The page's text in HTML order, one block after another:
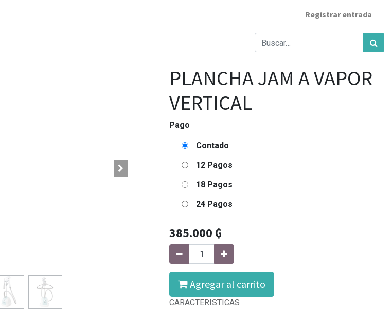
Registrar entrada
PLANCHA JAM A VAPOR
VERTICAL
Pago
Contado
12 Pagos
18 Pagos
24 Pagos
385.000 ₲
Agregar al carrito
CARACTERISTICAS